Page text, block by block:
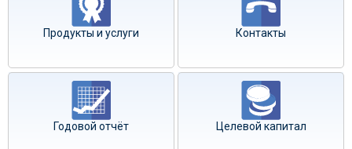
Продукты и услуги Контакты
Годовой отчёт Целевой капитал